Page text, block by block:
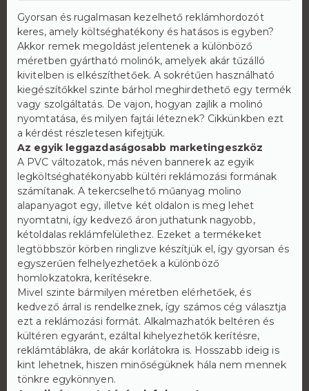
Gyorsan és rugalmasan kezelhető reklámhordozót
keres, amely költséghatékony és hatásos is egyben?
Akkor remek megoldást jelentenek a különböző
méretben gyártható molinók, amelyek akár tűzálló
kivitelben is elkészíthetőek. A sokrétűen használható
kiegészítőkkel szinte bárhol meghirdethető egy termék
vagy szolgáltatás. De vajon, hogyan zajlik a molinó
nyomtatása, és milyen fajtái léteznek? Cikkünkben ezt
a kérdést részletesen kifejtjük.
Az egyik leggazdaságosabb marketingeszköz
A PVC változatok, más néven bannerek az egyik
legköltséghatékonyabb kültéri reklámozási formának
számítanak. A tekercselhető műanyag molino
alapanyagot egy, illetve két oldalon is meg lehet
nyomtatni, így kedvező áron juthatunk nagyobb,
kétoldalas reklámfelülethez. Ezeket a termékeket
legtöbbször körben ringlizve készítjük el, így gyorsan és
egyszerűen felhelyezhetőek a különböző
homlokzatokra, kerítésekre.
Mivel szinte bármilyen méretben elérhetőek, és
kedvező árral is rendelkeznek, így számos cég választja
ezt a reklámozási formát. Alkalmazhatók beltéren és
kültéren egyaránt, ezáltal kihelyezhetők kerítésre,
reklámtáblákra, de akár korlátokra is. Hosszabb ideig is
kint lehetnek, hiszen minőségüknek hála nem mennek
tönkre egykönnyen.